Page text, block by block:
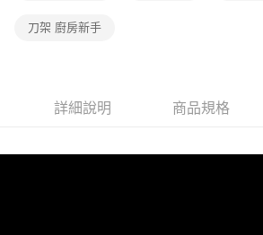
刀架 廚房新手
詳細說明 商品規格